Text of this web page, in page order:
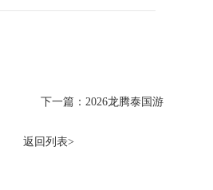
下一篇：2026龙腾泰国游
返回列表>